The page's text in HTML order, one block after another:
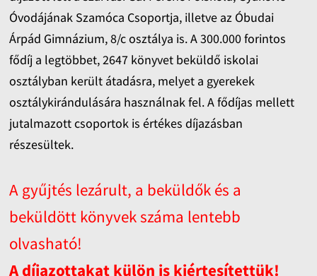
Óvodájának Szamóca Csoportja, illetve az Óbudai
Árpád Gimnázium, 8/c osztálya is. A 300.000 forintos
fődíj a legtöbbet, 2647 könyvet beküldő iskolai
osztályban került átadásra, melyet a gyerekek
osztálykirándulására használnak fel. A fődíjas mellett
jutalmazott csoportok is értékes díjazásban
részesültek.
A gyűjtés lezárult, a beküldők és a
beküldött könyvek száma lentebb
olvasható!
A díjazottakat külön is kiértesítettük!